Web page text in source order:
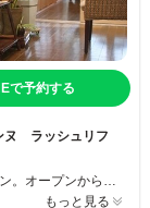
で予約する
ヌ ラッシュリフ
瑞江駅前南口1分と駅チカで便利なプライベートサロン。オープンから16年以上。 完全予約制なので周りを気にする心配もなく、リラックスした空間で施術を受けられます！お子様連れもOK◎持ちが良い、最高級まつ毛エクステのメニューは、セーブル、フラットラッシュ、ボリュームラッシュなども取り揃えていて、長さ・太さ・カールなどお客様のご希望やお好みの仕上がりに合わせて選べます♪ぜひご利用ください☆彡
もっと見る